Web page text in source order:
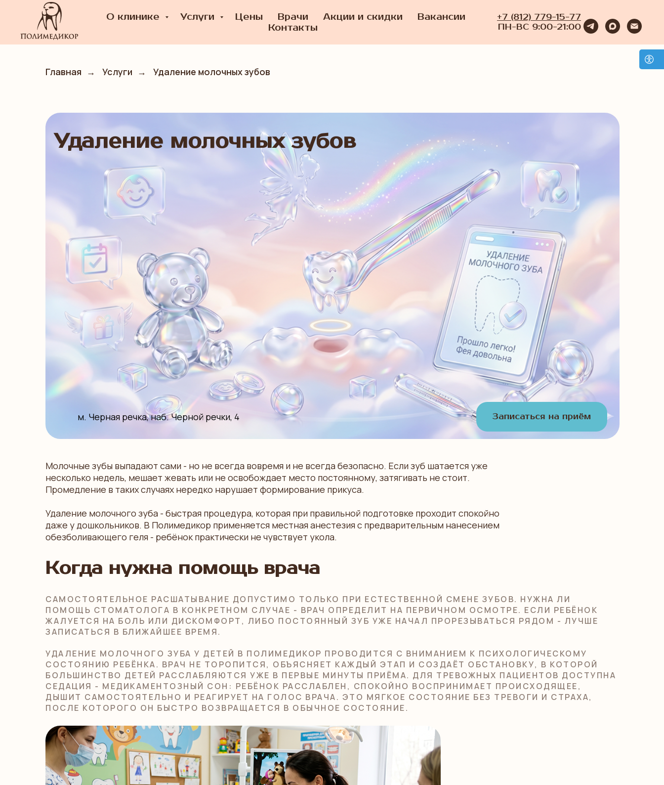
О клинике Услуги Цены Врачи Акции и скидки
Вакансии
Контакты
+7 (812) 779-15-77
ПН-ВС 9:00-21:00
Главная → Услуги → Удаление молочных зубов
м. Черная речка, наб. Черной речки, 4 Записаться на приём
Удаление молочных зубов
Молочные зубы выпадают сами - но не всегда вовремя и не всегда безопасно. Если зуб шатается уже
несколько недель, мешает жевать или не освобождает место постоянному, затягивать не стоит.
Промедление в таких случаях нередко нарушает формирование прикуса.
Удаление молочного зуба - быстрая процедура, которая при правильной подготовке проходит спокойно
даже у дошкольников. В Полимедикор применяется местная анестезия с предварительным нанесением
обезболивающего геля - ребёнок практически не чувствует укола.
Когда нужна помощь врача
САМОСТОЯТЕЛЬНОЕ РАСШАТЫВАНИЕ ДОПУСТИМО ТОЛЬКО ПРИ ЕСТЕСТВЕННОЙ СМЕНЕ ЗУБОВ. НУЖНА ЛИ
ПОМОЩЬ СТОМАТОЛОГА В КОНКРЕТНОМ СЛУЧАЕ - ВРАЧ ОПРЕДЕЛИТ НА ПЕРВИЧНОМ ОСМОТРЕ. ЕСЛИ РЕБЁНОК
ЖАЛУЕТСЯ НА БОЛЬ ИЛИ ДИСКОМФОРТ, ЛИБО ПОСТОЯННЫЙ ЗУБ УЖЕ НАЧАЛ ПРОРЕЗЫВАТЬСЯ РЯДОМ - ЛУЧШЕ
ЗАПИСАТЬСЯ В БЛИЖАЙШЕЕ ВРЕМЯ.
УДАЛЕНИЕ МОЛОЧНОГО ЗУБА У ДЕТЕЙ В ПОЛИМЕДИКОР ПРОВОДИТСЯ С ВНИМАНИЕМ К ПСИХОЛОГИЧЕСКОМУ
СОСТОЯНИЮ РЕБЁНКА. ВРАЧ НЕ ТОРОПИТСЯ, ОБЪЯСНЯЕТ КАЖДЫЙ ЭТАП И СОЗДАЁТ ОБСТАНОВКУ, В КОТОРОЙ
БОЛЬШИНСТВО ДЕТЕЙ РАССЛАБЛЯЮТСЯ УЖЕ В ПЕРВЫЕ МИНУТЫ ПРИЁМА. ДЛЯ ТРЕВОЖНЫХ ПАЦИЕНТОВ ДОСТУПНА
СЕДАЦИЯ - МЕДИКАМЕНТОЗНЫЙ СОН: РЕБЁНОК РАССЛАБЛЕН, СПОКОЙНО ВОСПРИНИМАЕТ ПРОИСХОДЯЩЕЕ,
ДЫШИТ САМОСТОЯТЕЛЬНО И РЕАГИРУЕТ НА ГОЛОС ВРАЧА. ЭТО МЯГКОЕ СОСТОЯНИЕ БЕЗ ТРЕВОГИ И СТРАХА,
ПОСЛЕ КОТОРОГО ОН БЫСТРО ВОЗВРАЩАЕТСЯ В ОБЫЧНОЕ СОСТОЯНИЕ.